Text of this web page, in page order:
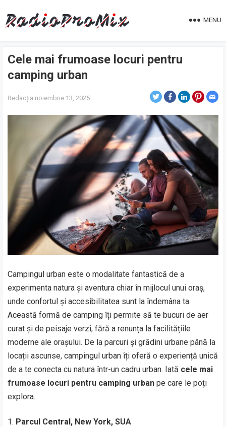
MENU
Cele mai frumoase locuri pentru
camping urban
Redacția noiembrie 13, 2025
Campingul urban este o modalitate fantastică de a
experimenta natura și aventura chiar în mijlocul unui oraș,
unde confortul și accesibilitatea sunt la îndemâna ta.
Această formă de camping îți permite să te bucuri de aer
curat și de peisaje verzi, fără a renunța la facilitățiile
moderne ale orașului. De la parcuri și grădini urbane până la
locații ascunse, campingul urban îți oferă o experiență unică
de a te conecta cu natura într-un cadru urban. Iată cele mai
frumoase locuri pentru camping urban pe care le poți
explora.
Parcul Central, New York, SUA